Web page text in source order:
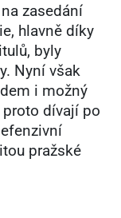
zasedání
hlavně díky
byly
Nyní však
i možný
dívají po
pražské